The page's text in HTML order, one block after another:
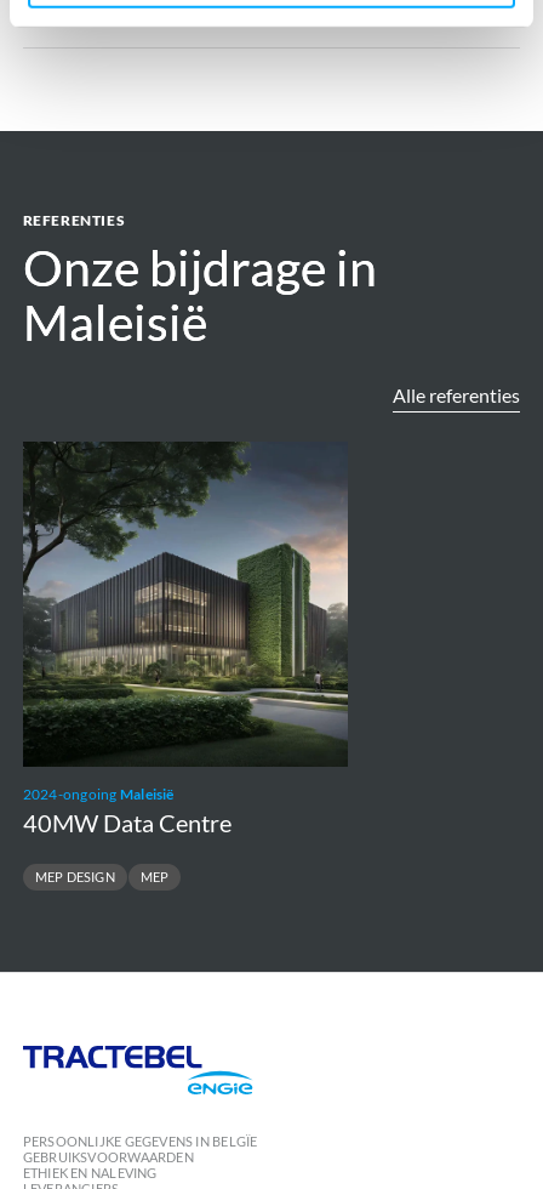
REFERENTIES
Onze bijdrage in
Maleisië
Onze bijdrage in
Maleisië
Alle referenties
2024-ongoing Maleisië
40MW Data Centre
MEP DESIGN MEP
40MW
Data
Centre
Engie
PERSOONLIJKE GEGEVENS IN BELGÏE
GEBRUIKSVOORWAARDEN
ETHIEK EN NALEVING